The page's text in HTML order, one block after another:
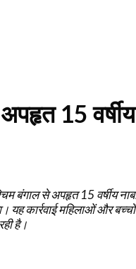
15 वर्षीय
बंगाल से अपहृत 15 वर्षीय
कार्रवाई महिलाओं और
है।